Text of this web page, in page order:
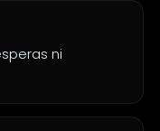
ni